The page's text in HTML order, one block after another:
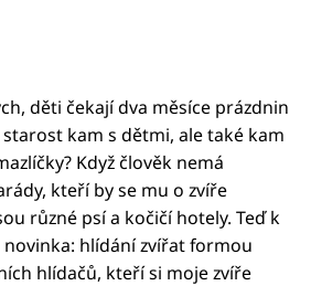
děti čekají dva měsíce prázdnin
kam s dětmi, ale také kam
Když člověk nemá
kteří by se mu o zvíře
různé psí a kočičí hotely. Teď k
hlídání zvířat formou
hlídačů, kteří si moje zvíře